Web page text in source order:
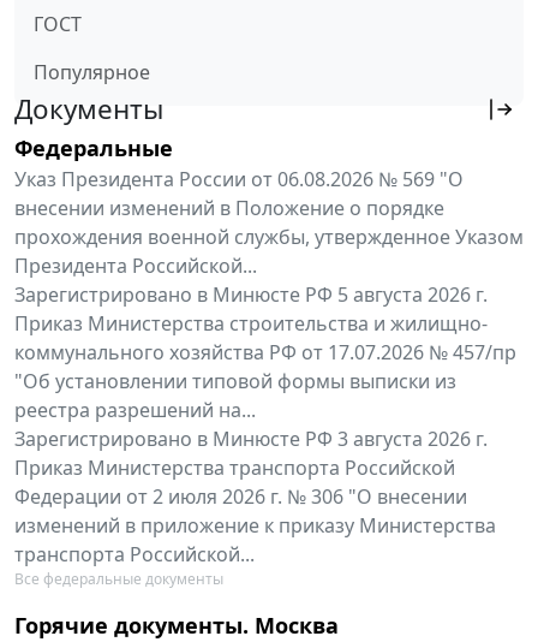
ГОСТ
Популярное
Документы
Федеральные
Указ Президента России от 06.08.2026 № 569 "О
внесении изменений в Положение о порядке
прохождения военной службы, утвержденное Указом
Президента Российской...
Зарегистрировано в Минюсте РФ 5 августа 2026 г.
Приказ Министерства строительства и жилищно-
коммунального хозяйства РФ от 17.07.2026 № 457/пр
"Об установлении типовой формы выписки из
реестра разрешений на...
Зарегистрировано в Минюсте РФ 3 августа 2026 г.
Приказ Министерства транспорта Российской
Федерации от 2 июля 2026 г. № 306 "О внесении
изменений в приложение к приказу Министерства
транспорта Российской...
Все федеральные документы
Горячие документы. Москва